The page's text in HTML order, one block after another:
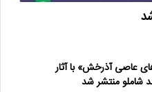
عاصی آذرخش» با آثار
شاملو منتشر شد